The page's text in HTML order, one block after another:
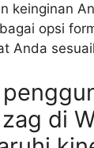
keinginan
opsi
Anda
di